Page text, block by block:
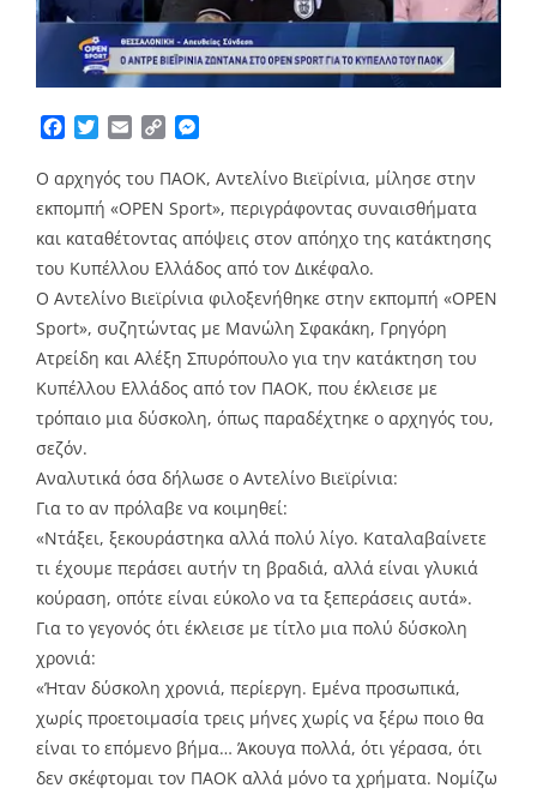
Facebook
TwitterEmailCopy
Ο αρχηγός του ΠΑΟΚ, Αντελίνο Βιεϊρίνια, μίλησε στην
εκπομπή «OPEN Sport», περιγράφοντας συναισθήματα
και καταθέτοντας απόψεις στον απόηχο της κατάκτησης
του Κυπέλλου Ελλάδος από τον Δικέφαλο.
Ο Αντελίνο Βιεϊρίνια φιλοξενήθηκε στην εκπομπή «OPEN
Sport», συζητώντας με Μανώλη Σφακάκη, Γρηγόρη
Ατρείδη και Αλέξη Σπυρόπουλο για την κατάκτηση του
Κυπέλλου Ελλάδος από τον ΠΑΟΚ, που έκλεισε με
τρόπαιο μια δύσκολη, όπως παραδέχτηκε ο αρχηγός του,
σεζόν.
Αναλυτικά όσα δήλωσε ο Αντελίνο Βιεϊρίνια:
Για το αν πρόλαβε να κοιμηθεί:
«Ντάξει, ξεκουράστηκα αλλά πολύ λίγο. Καταλαβαίνετε
τι έχουμε περάσει αυτήν τη βραδιά, αλλά είναι γλυκιά
κούραση, οπότε είναι εύκολο να τα ξεπεράσεις αυτά».
Για το γεγονός ότι έκλεισε με τίτλο μια πολύ δύσκολη
χρονιά:
«Ήταν δύσκολη χρονιά, περίεργη. Εμένα προσωπικά,
χωρίς προετοιμασία τρεις μήνες χωρίς να ξέρω ποιο θα
είναι το επόμενο βήμα… Άκουγα πολλά, ότι γέρασα, ότι
δεν σκέφτομαι τον ΠΑΟΚ αλλά μόνο τα χρήματα. Νομίζω